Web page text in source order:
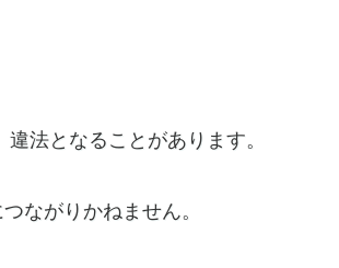
法となることがあります。
ながりかねません。